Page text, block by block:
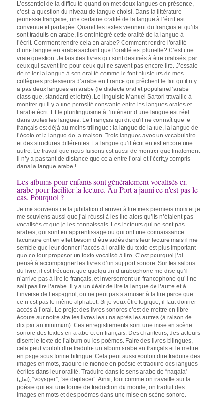
L’essentiel de la difficulté quand on met deux langues en présence,
c’est la question du niveau de langue choisi. Dans la littérature
jeunesse française, une certaine oralité de la langue à l’écrit est
convenue et partagée. Quand les textes viennent du français et qu’ils
sont traduits en arabe, ils ont intégré cette oralité de la langue à
l’écrit. Comment rendre cela en arabe? Comment rendre l’oralité
d’une langue en arabe sachant que l’oralité est plurielle? C’est une
vraie question. Je fais des livres qui sont destinés à être oralisés, par
ceux qui savent lire pour ceux qui ne savent pas encore lire. J’essaie
de relier la langue à son oralité comme le font plusieurs de mes
collègues professeurs d’arabe en France qui prêchent le fait qu’il n’y
a pas deux langues en arabe (le dialecte oral et populaire/l’arabe
classique, standard et lettré). Le linguiste Manuel Sartori travaille à
montrer qu’il y a une porosité constante entre les langues orales et
l’arabe écrit. Et le plurilinguisme à l’intérieur d’une langue est réel
dans toutes les langues. Le Français qui dit qu’il ne connaît que le
français est déjà au moins trilingue : la langue de la rue, la langue de
l’école et la langue de la maison. Trois langues avec un vocabulaire
et des structures différentes. La langue qu’il écrit en est encore une
autre. Le travail que nous faisons est aussi de montrer que finalement
il n’y a pas tant de distance que cela entre l’oral et l’écrit,y compris
dans la langue arabe !
Les albums pour enfants sont généralement vocalisés en
arabe pour faciliter la lecture. Au Port a jauni ce n'est pas le
cas. Pourquoi ?
Je me souviens de la jubilation d’arriver à lire mes premiers mots et je
me souviens aussi que j’ai réussi à les lire alors qu’ils n’étaient pas
vocalisés et que je les connaissais. Les lecteurs qui ne sont pas
arabes, qui sont en apprentissage ou qui ont une connaissance
lacunaire ont en effet besoin d’être aidés dans leur lecture mais il me
semble que leur donner l’accès à l’oralité du texte est plus important
que de leur proposer un texte vocalisé à lire. C’est pourquoi j’ai
pensé à accompagner les livres d’un support sonore. Sur les salons
du livre, il est fréquent que quelqu’un d’arabophone me dise qu’il
n’arrive pas à lire le français, et inversement un francophone qu’il ne
sait pas lire l’arabe. Il y a un désir de lire la langue de l’autre et à
l’inverse de l’espagnol, on ne peut pas s’amuser à la lire parce que
ce n’est pas le même alphabet. Si je veux être logique, il faut donner
accès à l’oral. Le projet des livres sonores c’est de mettre en libre
écoute sur notre site les livres les uns après les autres (à raison de
dix par an minimum). Ces enregistrements sont une mise en scène
sonore des textes en arabe et en français. Des chanteurs, des acteurs
disent le texte de l’album ou les poèmes. Faire des livres bilingues,
cela peut vouloir dire traduire un album arabe en français et le mettre
en page sous forme bilingue. Cela peut aussi vouloir dire traduire des
images en mots, traduire le monde en poésie et traduire des langues
écrites dans leur oralité. Traduire dans le sens arabe de “naqala”
(نقل), “voyager”, “se déplacer”. Ainsi, tout comme on travaille sur la
poésie qui est une forme de traduction du monde, on traduit des
images en mots et des poèmes dans une mise en scène sonore.